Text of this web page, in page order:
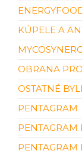
KÚPELE A
OBRANA
OSTATNÉ
PENTAGRAM
PENTAGRAM
PENTAGRAM